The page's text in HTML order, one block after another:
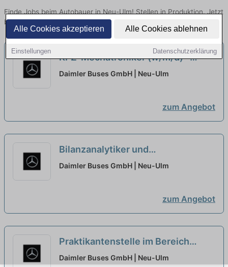
Alle Cookies akzeptieren Alle Cookies ablehnen
Einstellungen Datenschutzerklärung
Finde Jobs beim Autobauer in Neu-Ulm! Stellen in Produktion. Jetzt
bewerben!
KFZ-Mechatroniker (w/m/d) –
Schwerpunkt: Elektrik/Mechanik
Daimler Buses GmbH | Neu-Ulm
zum Angebot
Bilanzanalytiker und
Gesellschaftsbetreuung im
Daimler Buses GmbH | Neu-Ulm
zum Angebot
Praktikantenstelle im Bereich
Supply Chain Management - Team
Daimler Buses GmbH | Neu-Ulm